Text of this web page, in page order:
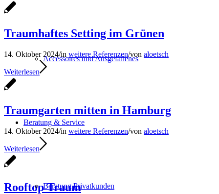
Accessoires und Ausgefallenes
Beratung & Service
Beratung Privatkunden
Traumhaftes Setting im Grünen
14. Oktober 2024/in weitere Referenzen/von aloetsch
Weiterlesen
Traumgarten mitten in Hamburg
14. Oktober 2024/in weitere Referenzen/von aloetsch
Weiterlesen
Rooftop Traum